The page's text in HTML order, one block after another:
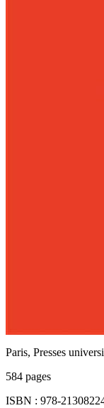
Paris, Presses
584 pages
ISBN : 978-